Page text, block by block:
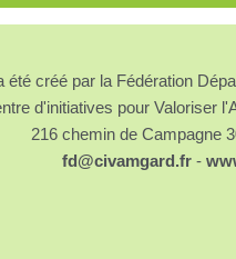
été créé par la Fédération
d'initiatives pour Valoriser
216 chemin de Campagne
fd@civamgard.fr-